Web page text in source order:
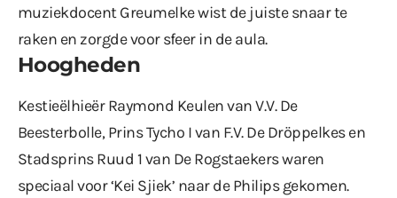
muziekdocent Greumelke wist de juiste snaar te
raken en zorgde voor sfeer in de aula.
Hoogheden
Kestieëlhieër Raymond Keulen van V.V. De
Beesterbolle, Prins Tycho I van F.V. De Dröppelkes en
Stadsprins Ruud 1 van De Rogstaekers waren
speciaal voor ‘Kei Sjiek’ naar de Philips gekomen.